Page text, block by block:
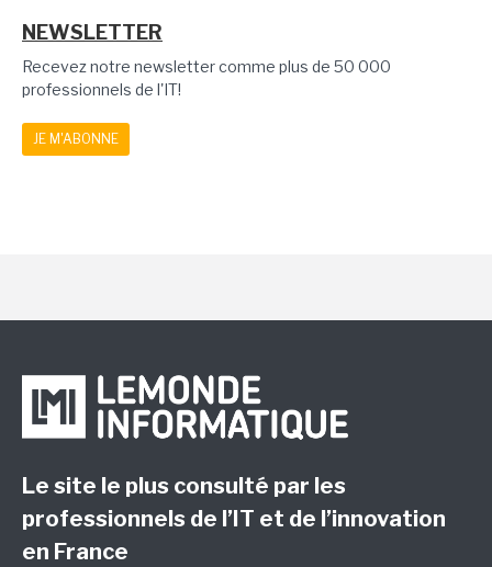
NEWSLETTER
Recevez notre newsletter comme plus de 50 000
professionnels de l'IT!
JE M'ABONNE
Le site le plus consulté par les
professionnels de l’IT et de l’innovation
en France